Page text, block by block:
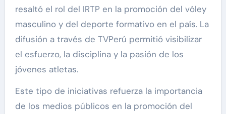
resaltó el rol del IRTP en la promoción del vóley
masculino y del deporte formativo en el país. La
difusión a través de TVPerú permitió visibilizar
el esfuerzo, la disciplina y la pasión de los
jóvenes atletas.
Este tipo de iniciativas refuerza la importancia
de los medios públicos en la promoción del